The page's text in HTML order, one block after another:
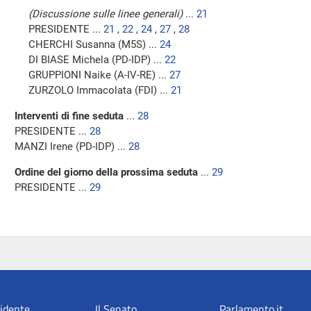
(Discussione sulle linee generali)... 21
PRESIDENTE ... 21 , 22 , 24 , 27 , 28
CHERCHI Susanna (M5S) ... 24
DI BIASE Michela (PD-IDP) ... 22
GRUPPIONI Naike (A-IV-RE) ... 27
ZURZOLO Immacolata (FDI) ... 21
Interventi di fine seduta ... 28
PRESIDENTE ... 28
MANZI Irene (PD-IDP) ... 28
Ordine del giorno della prossima seduta ... 29
PRESIDENTE ... 29